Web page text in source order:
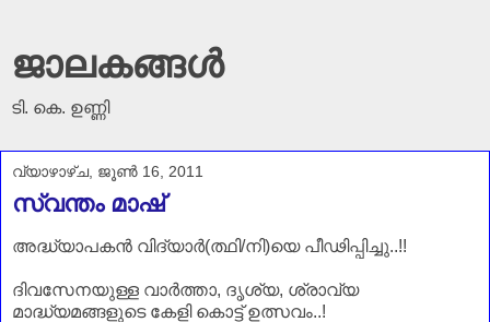
ജാലകങ്ങൾ
ടി. കെ. ഉണ്ണി
വ്യാഴാഴ്‌ച, ജൂൺ 16, 2011
സ്വന്തം മാഷ്
അദ്ധ്യാപകൻ വിദ്യാർ(ത്ഥി/നി)യെ പീഢിപ്പിച്ചു..!!
ദിവസേനയുള്ള വാർത്താ, ദൃശ്യ, ശ്രാവ്യ
മാദ്ധ്യമങ്ങളുടെ കേളി കൊട്ട് ഉത്സവം..!